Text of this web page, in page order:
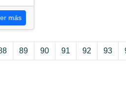
más
89 90 91 92 93